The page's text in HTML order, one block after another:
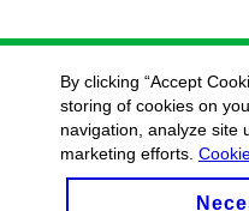
By clicking “Accept
storing of cookies on
navigation, analyze site
marketing efforts.